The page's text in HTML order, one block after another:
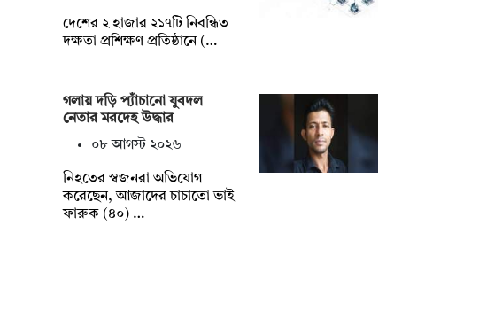
দেশের ২ হাজার ২১৭টি নিবন্ধিত
দক্ষতা প্রশিক্ষণ প্রতিষ্ঠানে (…
গলায় দড়ি প্যাঁচানো যুবদল
নেতার মরদেহ উদ্ধার
০৮ আগস্ট ২০২৬
নিহতের স্বজনরা অভিযোগ
করেছেন, আজাদের চাচাতো ভাই
ফারুক (৪০) …